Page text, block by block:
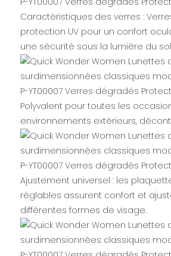
Caractéristiques des verres :
protection UV pour un confort
une sécurité sous la lumière du
Polyvalent pour toutes les
environnements extérieurs,
Ajustement universel : les
réglables assurent confort et
différentes formes de visage.